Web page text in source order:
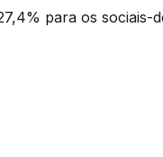
para os sociais-